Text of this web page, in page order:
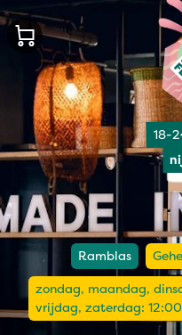
18-
Ramblas
zondag, maandag,
vrijdag, zaterdag: